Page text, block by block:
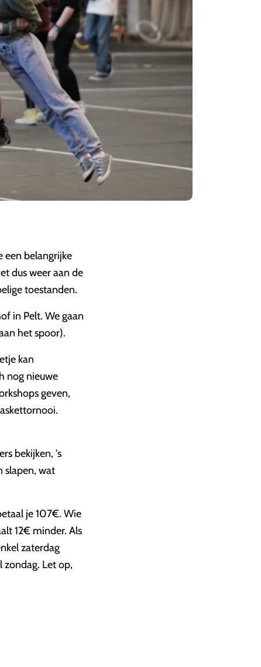
een belangrijke
dus weer aan de
toestanden.
in Pelt. We gaan
het spoor).
kan
nog nieuwe
geven,
bekijken, 's
slapen, wat
je 107€. Wie
12€ minder. Als
zaterdag
Let op,